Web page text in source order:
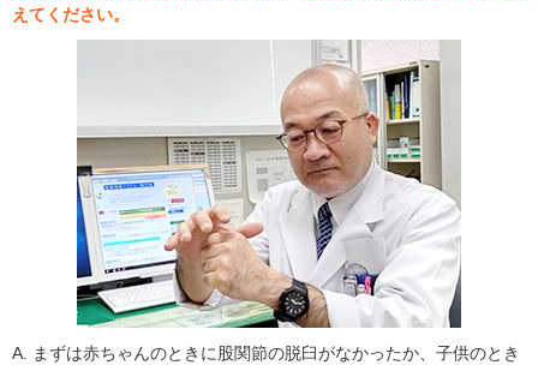
えてください。
A. まずは赤ちゃんのときに股関節の脱臼がなかったか、子供のとき